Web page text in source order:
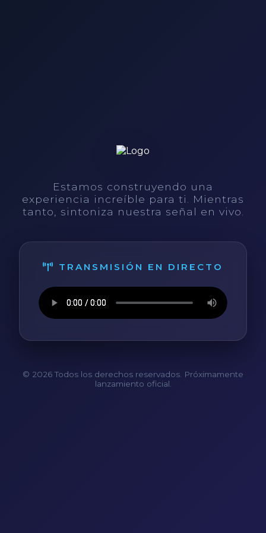
Estamos construyendo una
experiencia increíble para ti. Mientras
tanto, sintoniza nuestra señal en vivo.
TRANSMISIÓN EN DIRECTO
© 2026 Todos los derechos reservados. Próximamente
lanzamiento oficial.